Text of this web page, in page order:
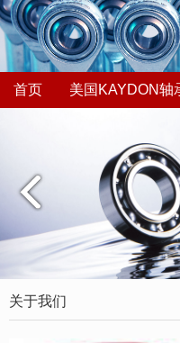
首页 美国KAYDON轴
关于我们